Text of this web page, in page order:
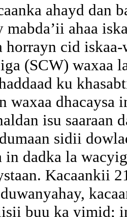
ahayd dan
mabda’ii ahaa
horrayn cid iskaa-
(SCW) waxaa
ku
waxaa dhacaysa
isu saaraan
sidii
in dadka la
Kacaankii
buu ka yimid;